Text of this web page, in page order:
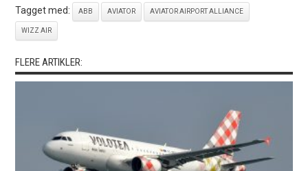
Tagget med: ABB AVIATOR AVIATOR AIRPORT ALLIANCE
WIZZ AIR
FLERE ARTIKLER: